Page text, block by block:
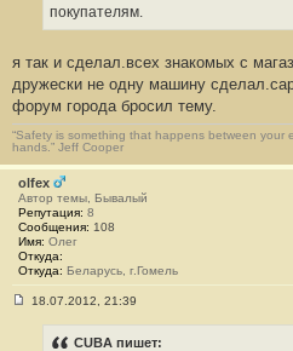
1
покупателям.
я так и сделал.всех знакомых с
дружески не одну машину
форум города бросил тему.
“Safety is something that happens between your
hands.” Jeff Cooper
olfex
Автор темы, Бывалый
Репутация: 8
Сообщения: 108
Имя: Олег
Откуда:
Откуда: Беларусь, г.Гомель
18.07.2012, 21:39
CUBA пишет: